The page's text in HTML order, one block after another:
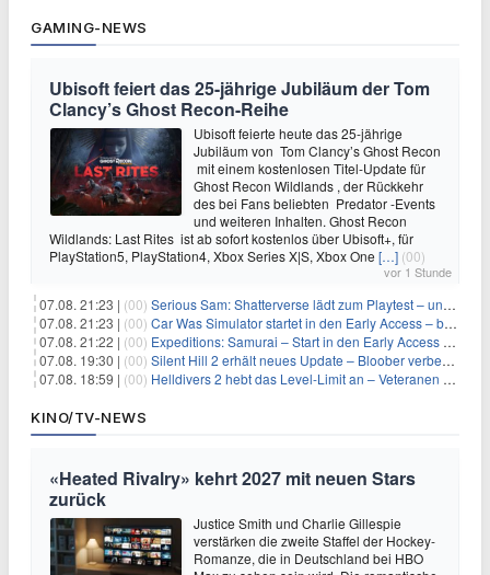
GAMING-NEWS
Ubisoft feiert das 25-jährige Jubiläum der Tom
Clancy’s Ghost Recon-Reihe
Ubisoft feierte heute das 25-jährige
Jubiläum von Tom Clancy’s Ghost Recon
mit einem kostenlosen Titel-Update für
Ghost Recon Wildlands , der Rückkehr
des bei Fans beliebten Predator -Events
und weiteren Inhalten. Ghost Recon
Wildlands: Last Rites ist ab sofort kostenlos über Ubisoft+, für
PlayStation5, PlayStation4, Xbox Series X|S, Xbox One […] (00)
vor 1 Stunde
07.08. 21:23 | (00) Serious Sam: Shatterverse lädt zum Playtest – und erscheint schon bald!
07.08. 21:23 | (00) Car Was Simulator startet in den Early Access – bald gehts los!
07.08. 21:22 | (00) Expeditions: Samurai – Start in den Early Access ab heute im feudalen Japan
07.08. 19:30 | (00) Silent Hill 2 erhält neues Update – Bloober verbessert Grafik und Performance
07.08. 18:59 | (00) Helldivers 2 hebt das Level-Limit an – Veteranen können endlich weiter aufsteigen
KINO/TV-NEWS
«Heated Rivalry» kehrt 2027 mit neuen Stars
zurück
Justice Smith und Charlie Gillespie
verstärken die zweite Staffel der Hockey-
Romanze, die in Deutschland bei HBO